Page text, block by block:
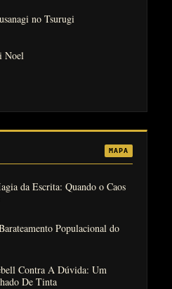
no Tsurugi
Noel
MAPA
da Escrita: Quando o Caos
Populacional do
Contra A Dúvida: Um
De Tinta